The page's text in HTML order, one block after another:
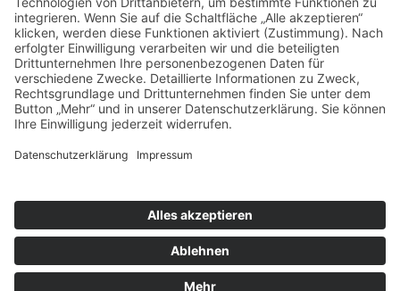
Über mich
Mit mir arbeiten
Gratis
Podcast
Shop
Datenschutz
Kasse